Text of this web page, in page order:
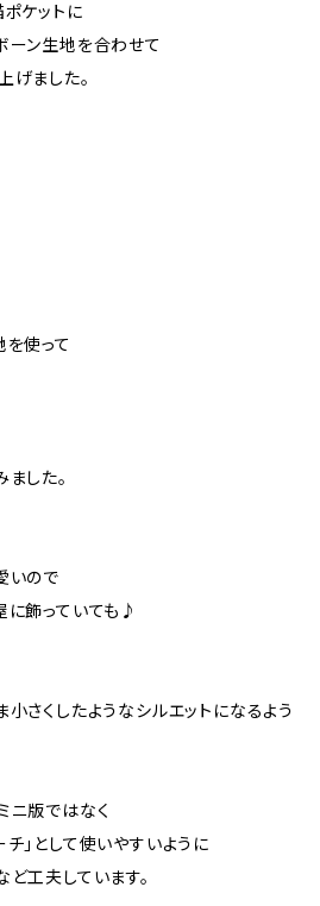
ケットに
ーン生地を合わせて
げました。
使って
した。
いので
に飾っていても♪
さくしたようなシルエットになるよう
ニ版ではなく
」として使いやすいように
工夫しています。